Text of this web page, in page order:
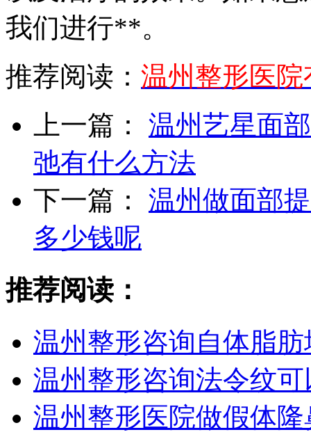
我们进行**。
推荐阅读： 温州整形医院
上一篇：
温州艺星面
弛有什么方法
下一篇：
温州做面部
多少钱呢
推荐阅读：
温州整形咨询自体脂
温州整形咨询法令纹
温州整形医院做假体